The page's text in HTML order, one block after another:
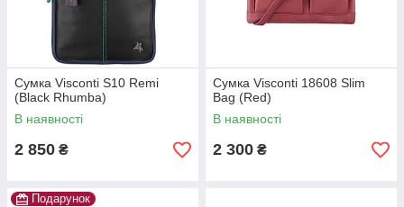
Сумка Visconti S10 Remi
(Black Rhumba)
В наявності
2 850 ₴
Сумка Visconti 18608 Slim
Bag (Red)
В наявності
2 300 ₴
Подарунок